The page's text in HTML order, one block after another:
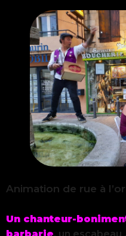
Animation de rue à
Un chanteur-